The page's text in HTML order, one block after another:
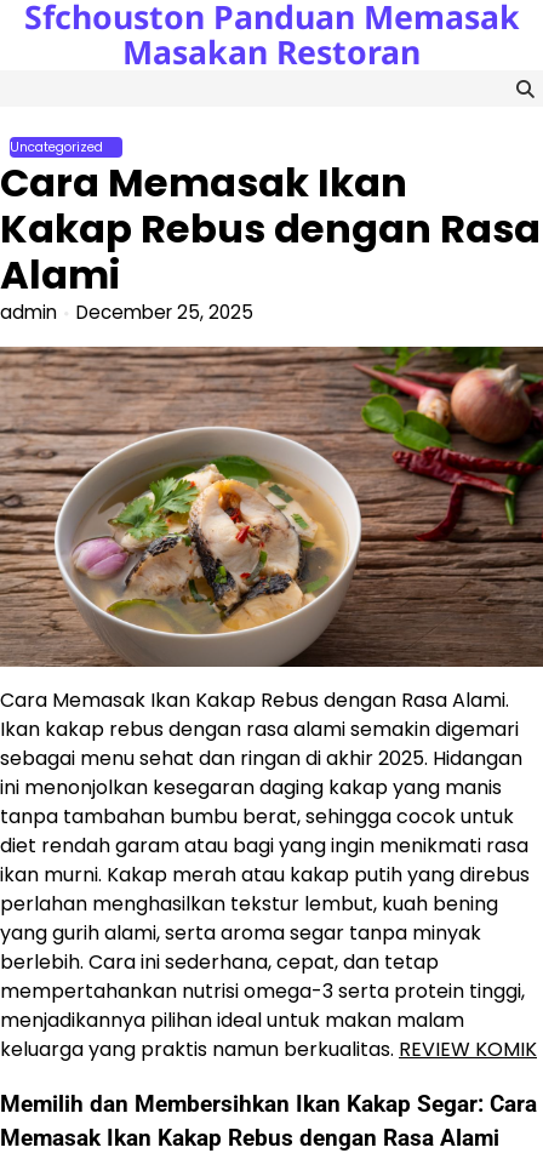
SkipSfchouston Panduan Memasak
Masakan Restoran
Uncategorized
Cara Memasak Ikan
Kakap Rebus dengan Rasa
Alami
admin December 25, 2025
Cara Memasak Ikan Kakap Rebus dengan Rasa Alami.
Ikan kakap rebus dengan rasa alami semakin digemari
sebagai menu sehat dan ringan di akhir 2025. Hidangan
ini menonjolkan kesegaran daging kakap yang manis
tanpa tambahan bumbu berat, sehingga cocok untuk
diet rendah garam atau bagi yang ingin menikmati rasa
ikan murni. Kakap merah atau kakap putih yang direbus
perlahan menghasilkan tekstur lembut, kuah bening
yang gurih alami, serta aroma segar tanpa minyak
berlebih. Cara ini sederhana, cepat, dan tetap
mempertahankan nutrisi omega-3 serta protein tinggi,
menjadikannya pilihan ideal untuk makan malam
keluarga yang praktis namun berkualitas. REVIEW KOMIK
Memilih dan Membersihkan Ikan Kakap Segar: Cara
Memasak Ikan Kakap Rebus dengan Rasa Alami